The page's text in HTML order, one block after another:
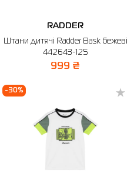
RADDER
Штани дитячі Radder Bask бежеві
442643-125
999 ₴
-30%